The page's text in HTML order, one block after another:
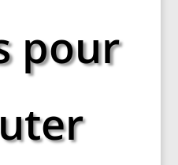
pour